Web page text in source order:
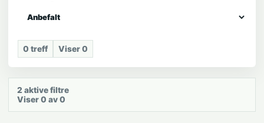
0 treff Viser0
2 aktive filtre
Viser 0 av 0